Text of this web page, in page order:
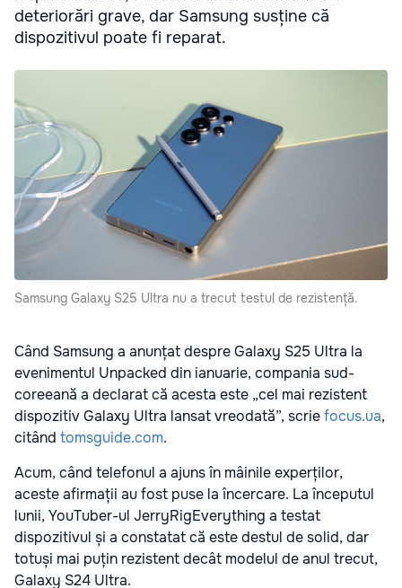
deteriorări grave, dar Samsung susține că
dispozitivul poate fi reparat.
Samsung Galaxy S25 Ultra nu a trecut testul de rezistență.
Când Samsung a anunțat despre Galaxy S25 Ultra la
evenimentul Unpacked din ianuarie, compania sud-
coreeană a declarat că acesta este „cel mai rezistent
dispozitiv Galaxy Ultra lansat vreodată”, scriefocus.ua,
citând tomsguide.com.
Acum, când telefonul a ajuns în mâinile experților,
aceste afirmații au fost puse la încercare. La începutul
lunii, YouTuber-ul JerryRigEverything a testat
dispozitivul și a constatat că este destul de solid, dar
totuși mai puțin rezistent decât modelul de anul trecut,
Galaxy S24 Ultra.